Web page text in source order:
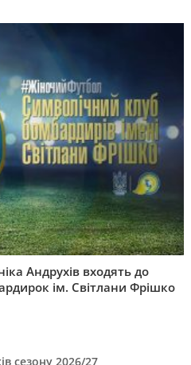
Андрухів входять до
ім. Світлани Фрішко
сезону 2026/27